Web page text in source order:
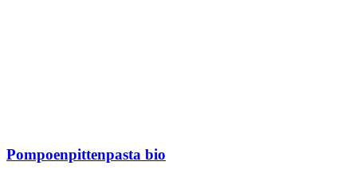
Pompoenpittenpasta bio